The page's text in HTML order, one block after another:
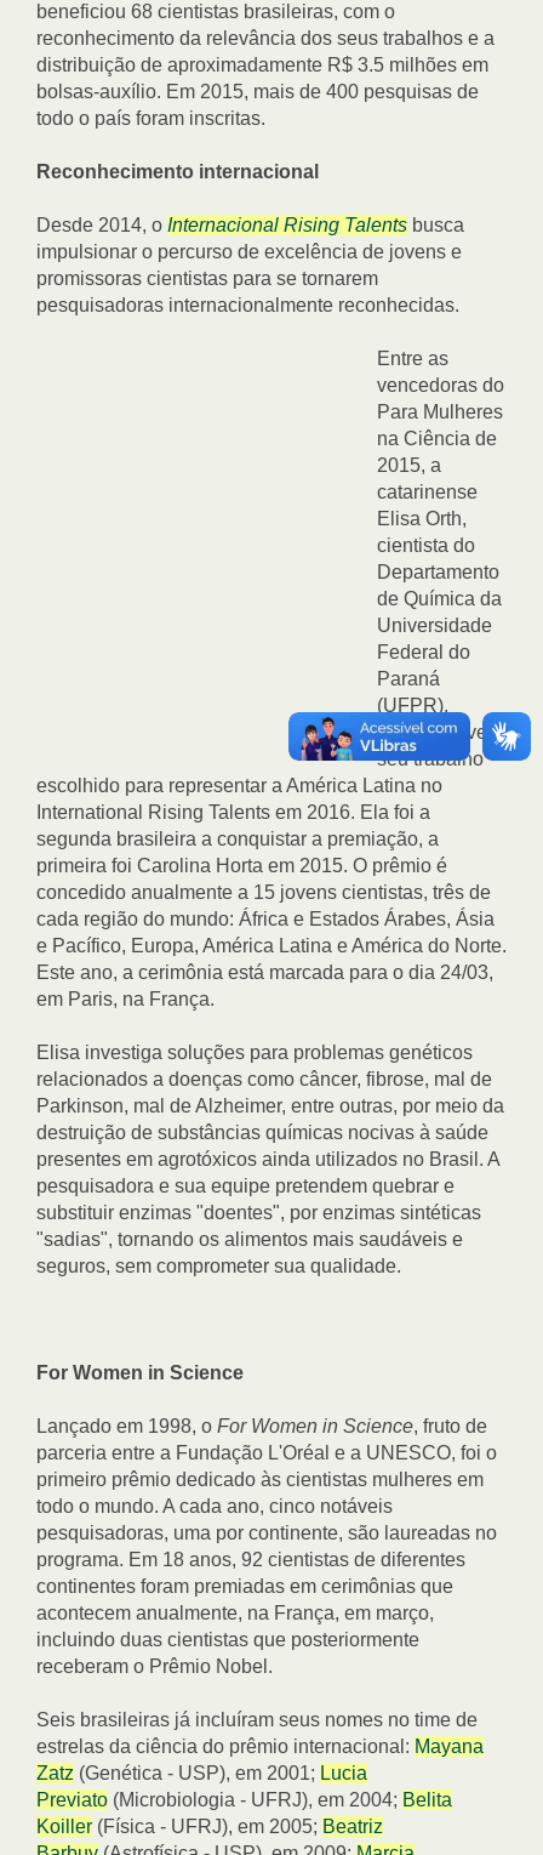
beneficiou 68 cientistas brasileiras, com o
reconhecimento da relevância dos seus trabalhos e a
distribuição de aproximadamente R$ 3.5 milhões em
bolsas-auxílio. Em 2015, mais de 400 pesquisas de
todo o país foram inscritas.
Reconhecimento internacional
Desde 2014, o Internacional Rising Talents busca
impulsionar o percurso de excelência de jovens e
promissoras cientistas para se tornarem
pesquisadoras internacionalmente reconhecidas.
Entre as
vencedoras do
Para Mulheres
na Ciência de
2015, a
catarinense
Elisa Orth,
cientista do
Departamento
de Química da
Universidade
Federal do
Paraná
(UFPR),
também teve
seu trabalho
escolhido para representar a América Latina no
International Rising Talents em 2016. Ela foi a
segunda brasileira a conquistar a premiação, a
primeira foi Carolina Horta em 2015. O prêmio é
concedido anualmente a 15 jovens cientistas, três de
cada região do mundo: África e Estados Árabes, Ásia
e Pacífico, Europa, América Latina e América do Norte.
Este ano, a cerimônia está marcada para o dia 24/03,
em Paris, na França.
Elisa investiga soluções para problemas genéticos
relacionados a doenças como câncer, fibrose, mal de
Parkinson, mal de Alzheimer, entre outras, por meio da
destruição de substâncias químicas nocivas à saúde
presentes em agrotóxicos ainda utilizados no Brasil. A
pesquisadora e sua equipe pretendem quebrar e
substituir enzimas "doentes", por enzimas sintéticas
"sadias", tornando os alimentos mais saudáveis e
seguros, sem comprometer sua qualidade.
For Women in Science
Lançado em 1998, o For Women in Science, fruto de
parceria entre a Fundação L'Oréal e a UNESCO, foi o
primeiro prêmio dedicado às cientistas mulheres em
todo o mundo. A cada ano, cinco notáveis
pesquisadoras, uma por continente, são laureadas no
programa. Em 18 anos, 92 cientistas de diferentes
continentes foram premiadas em cerimônias que
acontecem anualmente, na França, em março,
incluindo duas cientistas que posteriormente
receberam o Prêmio Nobel.
Seis brasileiras já incluíram seus nomes no time de
estrelas da ciência do prêmio internacional: Mayana
Zatz (Genética - USP), em 2001; Lucia
Previato (Microbiologia - UFRJ), em 2004; Belita
Koiller (Física - UFRJ), em 2005; Beatriz